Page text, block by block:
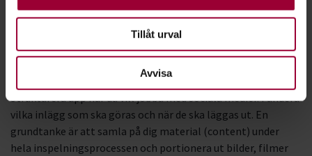
Tillåt urval
Avvisa
Strukturera upp hur du vill jobba med sociala medier. Fundera
vilka inlägg som ska göras och när de ska läggas ut. En
grundtanke är att samla på dig material (content) under
hela inspelningsprocessen och portionera ut bilder, filmer